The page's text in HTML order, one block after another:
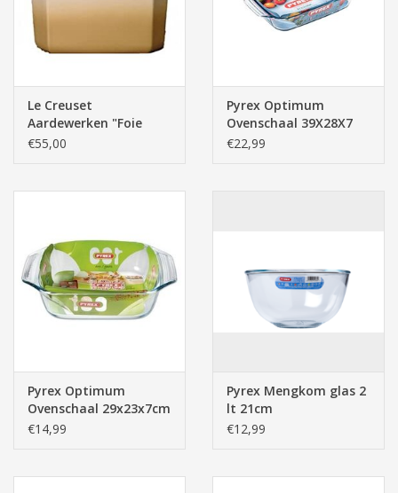
Le Creuset
Aardewerken "Foie
Gras" Terrine met
€55,00
Pyrex Optimum
Ovenschaal 39X28X7
3.8Lt
€22,99
Pyrex Optimum
Ovenschaal 29x23x7cm
2.3lt
€14,99
Pyrex Mengkom glas 2
lt 21cm
€12,99